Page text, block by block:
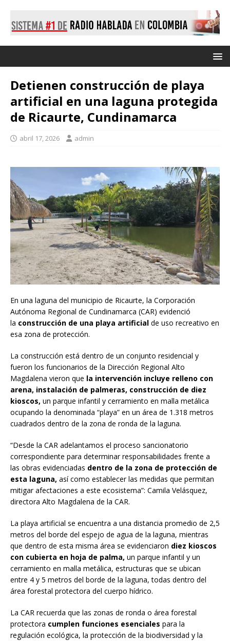
Detienen construcción de playa
artificial en una laguna protegida
de Ricaurte, Cundinamarca
abril 17, 2026 admin
En una laguna del municipio de Ricaurte, la Corporación
Autónoma Regional de Cundinamarca (CAR) evidenció
la construcción de una playa artificial de uso recreativo en
esa zona de protección.
La construcción está dentro de un conjunto residencial y
fueron los funcionarios de la Dirección Regional Alto
Magdalena vieron que la intervención incluye relleno con
arena, instalación de palmeras, construcción de diez
kioscos, un parque infantil y cerramiento en malla metálica
ocupando la denominada “playa” en un área de 1.318 metros
cuadrados dentro de la zona de ronda de la laguna.
“Desde la CAR adelantamos el proceso sancionatorio
correspondiente para determinar responsabilidades frente a
las obras evidenciadas dentro de la zona de protección de
esta laguna, así como establecer las medidas que permitan
mitigar afectaciones a este ecosistema”: Camila Velásquez,
directora Alto Magdalena de la CAR.
La playa artificial se encuentra a una distancia promedio de 2,5
metros del borde del espejo de agua de la laguna, mientras
que dentro de esta misma área se evidenciaron diez kioscos
con cubierta en hoja de palma, un parque infantil y un
cerramiento en malla metálica, estructuras que se ubican
entre 4 y 5 metros del borde de la laguna, todas dentro del
área forestal protectora del cuerpo hídrico.
La CAR recuerda que las zonas de ronda o área forestal
protectora cumplen funciones esenciales para la
regulación ecológica, la protección de la biodiversidad y la